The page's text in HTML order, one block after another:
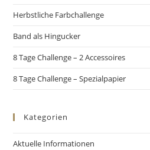
Herbstliche Farbchallenge
Band als Hingucker
8 Tage Challenge – 2 Accessoires
8 Tage Challenge – Spezialpapier
Kategorien
Aktuelle Informationen